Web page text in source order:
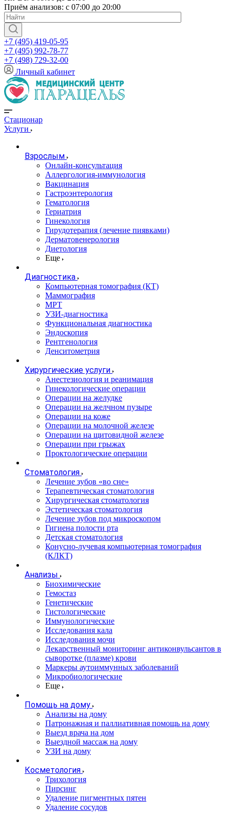
Приём анализов: с 07:00 до 20:00
+7 (495) 419-05-95
+7 (495) 992-78-77
+7 (498) 729-32-00
Личный кабинет
Стационар
Услуги
Взрослым
Онлайн-консультация
Аллергология-иммунология
Вакцинация
Гастроэнтерология
Гематология
Гериатрия
Гинекология
Гирудотерапия (лечение пиявками)
Дерматовенерология
Диетология
Еще
Диагностика
Компьютерная томография (КТ)
Маммография
МРТ
УЗИ-диагностика
Функциональная диагностика
Эндоскопия
Рентгенология
Денситометрия
Хирургические услуги
Анестезиология и реанимация
Гинекологические операции
Операции на желудке
Операции на желчном пузыре
Операции на коже
Операции на молочной железе
Операции на щитовидной железе
Операции при грыжах
Проктологические операции
Стоматология
Лечение зубов «во сне»
Терапевтическая стоматология
Хирургическая стоматология
Эстетическая стоматология
Лечение зубов под микроскопом
Гигиена полости рта
Детская стоматология
Конусно-лучевая компьютерная томография
(КЛКТ)
Анализы
Биохимические
Гемостаз
Генетические
Гистологические
Иммунологические
Исследования кала
Исследования мочи
Лекарственный мониторинг антиконвульсантов в
сыворотке (плазме) крови
Маркеры аутоиммунных заболеваний
Микробиологические
Еще
Помощь на дому
Анализы на дому
Патронажная и паллиативная помощь на дому
Выезд врача на дом
Выездной массаж на дому
УЗИ на дому
Косметология
Трихология
Пирсинг
Удаление пигментных пятен
Удаление сосудов